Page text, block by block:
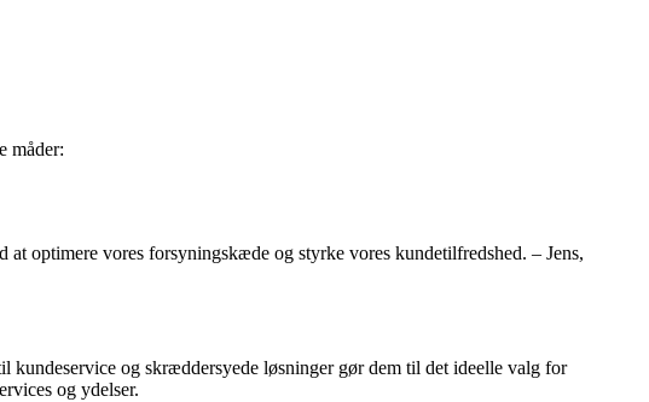
måder:
optimere vores forsyningskæde og styrke vores kundetilfredshed. – Jens,
og skræddersyede løsninger gør dem til det ideelle valg for
og ydelser.